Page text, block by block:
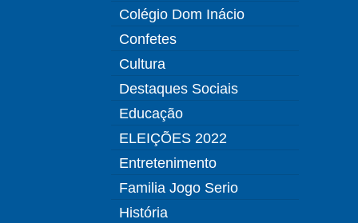
Colégio Dom Inácio
Confetes
Cultura
Destaques Sociais
Educação
ELEIÇÕES 2022
Entretenimento
Familia Jogo Serio
História